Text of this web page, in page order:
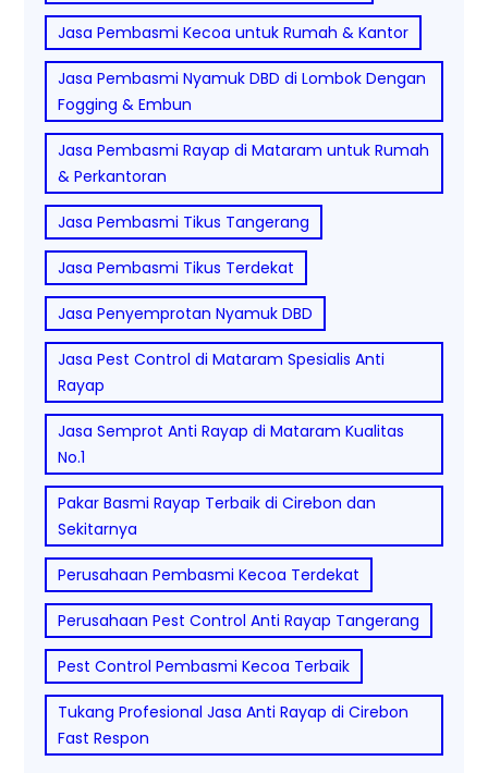
Jasa Pembasmi Kecoa untuk Rumah & Kantor
Jasa Pembasmi Nyamuk DBD di Lombok Dengan
Fogging & Embun
Jasa Pembasmi Rayap di Mataram untuk Rumah
& Perkantoran
Jasa Pembasmi Tikus Tangerang
Jasa Pembasmi Tikus Terdekat
Jasa Penyemprotan Nyamuk DBD
Jasa Pest Control di Mataram Spesialis Anti
Rayap
Jasa Semprot Anti Rayap di Mataram Kualitas
No.1
Pakar Basmi Rayap Terbaik di Cirebon dan
Sekitarnya
Perusahaan Pembasmi Kecoa Terdekat
Perusahaan Pest Control Anti Rayap Tangerang
Pest Control Pembasmi Kecoa Terbaik
Tukang Profesional Jasa Anti Rayap di Cirebon
Fast Respon